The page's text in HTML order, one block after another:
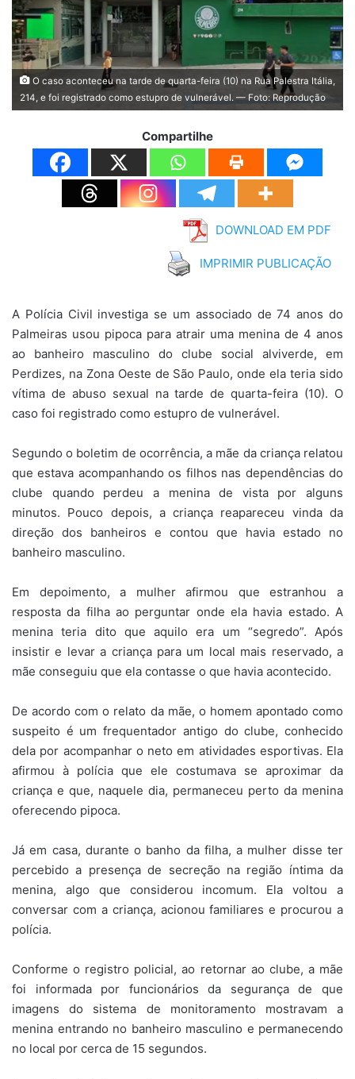
O caso aconteceu na tarde de quarta-feira (10) na Rua Palestra Itália,
214, e foi registrado como estupro de vulnerável. — Foto: Reprodução
Compartilhe
DOWNLOAD EM PDF
IMPRIMIR PUBLICAÇÃO
A Polícia Civil investiga se um associado de 74 anos do
Palmeiras usou pipoca para atrair uma menina de 4 anos
ao banheiro masculino do clube social alviverde, em
Perdizes, na Zona Oeste de São Paulo, onde ela teria sido
vítima de abuso sexual na tarde de quarta-feira (10). O
caso foi registrado como estupro de vulnerável.
Segundo o boletim de ocorrência, a mãe da criança relatou
que estava acompanhando os filhos nas dependências do
clube quando perdeu a menina de vista por alguns
minutos. Pouco depois, a criança reapareceu vinda da
direção dos banheiros e contou que havia estado no
banheiro masculino.
Em depoimento, a mulher afirmou que estranhou a
resposta da filha ao perguntar onde ela havia estado. A
menina teria dito que aquilo era um “segredo”. Após
insistir e levar a criança para um local mais reservado, a
mãe conseguiu que ela contasse o que havia acontecido.
De acordo com o relato da mãe, o homem apontado como
suspeito é um frequentador antigo do clube, conhecido
dela por acompanhar o neto em atividades esportivas. Ela
afirmou à polícia que ele costumava se aproximar da
criança e que, naquele dia, permaneceu perto da menina
oferecendo pipoca.
Já em casa, durante o banho da filha, a mulher disse ter
percebido a presença de secreção na região íntima da
menina, algo que considerou incomum. Ela voltou a
conversar com a criança, acionou familiares e procurou a
polícia.
Conforme o registro policial, ao retornar ao clube, a mãe
foi informada por funcionários da segurança de que
imagens do sistema de monitoramento mostravam a
menina entrando no banheiro masculino e permanecendo
no local por cerca de 15 segundos.